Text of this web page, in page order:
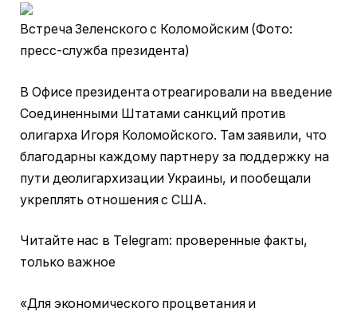
Встреча Зеленского с Коломойским (Фото:
пресс-служба президента)
В Офисе президента отреагировали на введение
Соединенными Штатами санкций против
олигарха Игоря Коломойского. Там заявили, что
благодарны каждому партнеру за поддержку на
пути деолигархизации Украины, и пообещали
укреплять отношения с США.
Читайте нас в Telegram: проверенные факты,
только важное
«Для экономического процветания и